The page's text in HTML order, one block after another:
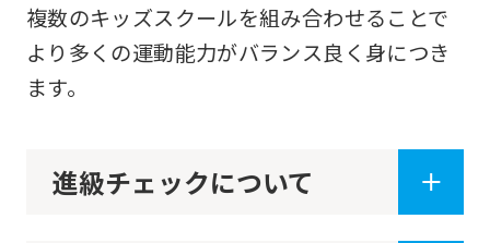
複数のキッズスクールを組み合わせることで
より多くの運動能力がバランス良く身につき
ます。
進級チェックについて
an
automatic
the
Japanese